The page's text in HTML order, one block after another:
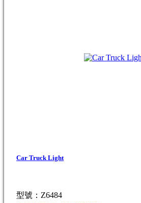
Car Truck Light
型號：Z6484